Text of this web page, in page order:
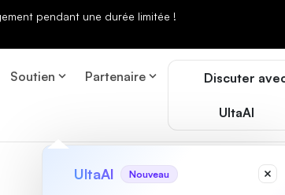
pendant une durée limitée !
Soutien Partenaire Discuter
UltaAI
UltaAI Nouveau